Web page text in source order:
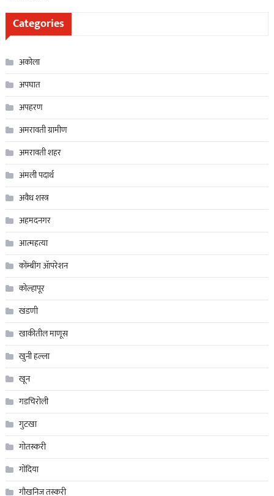
Categories
अकोला
अपघात
अपहरण
अमरावती ग्रामीण
अमरावती शहर
अंमली पदार्थ
अवैध शस्त्र
अहमदनगर
आत्महत्या
कोंम्बींग ॲापरेशन
कोल्हापूर
खंडणी
खाकीतील माणूस
खुनी हल्ला
खून
गडचिरोली
गुटखा
गोतस्करी
गोंदिया
गौखनिज तस्करी